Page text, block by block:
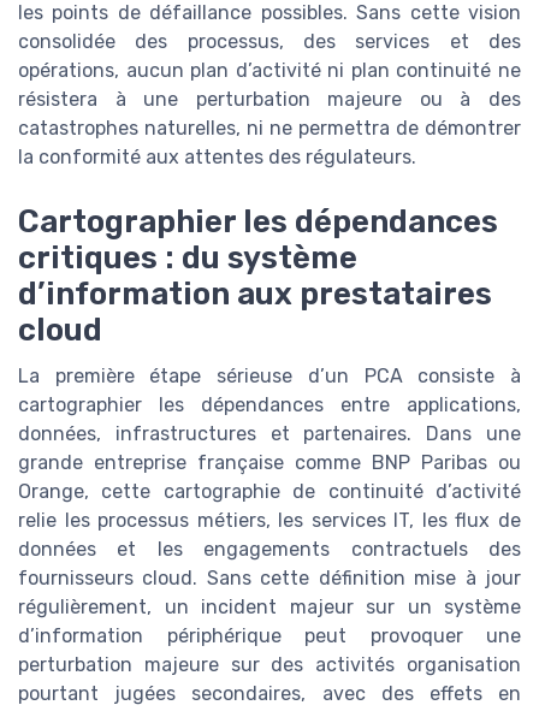
les points de défaillance possibles. Sans cette vision
consolidée des processus, des services et des
opérations, aucun plan d’activité ni plan continuité ne
résistera à une perturbation majeure ou à des
catastrophes naturelles, ni ne permettra de démontrer
la conformité aux attentes des régulateurs.
Cartographier les dépendances
critiques : du système
d’information aux prestataires
cloud
La première étape sérieuse d’un PCA consiste à
cartographier les dépendances entre applications,
données, infrastructures et partenaires. Dans une
grande entreprise française comme BNP Paribas ou
Orange, cette cartographie de continuité d’activité
relie les processus métiers, les services IT, les flux de
données et les engagements contractuels des
fournisseurs cloud. Sans cette définition mise à jour
régulièrement, un incident majeur sur un système
d’information périphérique peut provoquer une
perturbation majeure sur des activités organisation
pourtant jugées secondaires, avec des effets en